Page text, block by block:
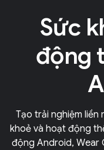
Sức
động
Tạo trải nghiệm liền
khoẻ và hoạt động
động Android, Wear